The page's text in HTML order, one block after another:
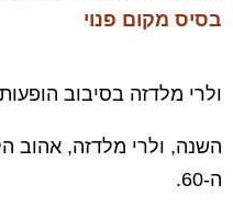
בסיס מקום פנוי
ולרי מלדזה בסיבוב
השנה, ולרי מלדזה, אהוב
ה-60.